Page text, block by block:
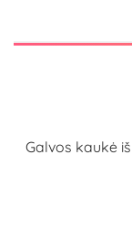
Galvos kaukė